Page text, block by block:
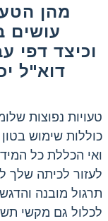
מהן
עושים
וכיצד דפי
דוא"ל
טעויות נפוצות
כוללות שימוש
ואי הכללת כל
לעזור לכיתה שלך
תרגול מובנה
לכלול גם מקשי